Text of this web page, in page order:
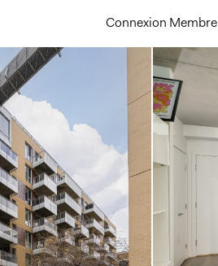
Connexion Membre